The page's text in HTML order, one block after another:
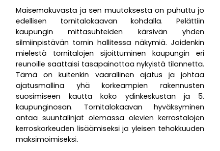
Maisemakuvasta ja sen muutoksesta on puhuttu jo
edellisen tornitalokaavan kohdalla. Pelättiin
kaupungin mittasuhteiden kärsivän yhden
silmiinpistävän tornin hallitessa näkymiä. Joidenkin
mielestä tornitalojen sijoittuminen kaupungin eri
reunoille saattaisi tasapainottaa nykyistä tilannetta.
Tämä on kuitenkin vaarallinen ajatus ja johtaa
ajatusmallina yhä korkeampien rakennusten
suosimiseen kautta koko ydinkeskustan ja 5.
kaupunginosan. Tornitalokaavan hyväksyminen
antaa suuntalinjat olemassa olevien kerrostalojen
kerroskorkeuden lisäämiseksi ja yleisen tehokkuuden
maksimoimiseksi.